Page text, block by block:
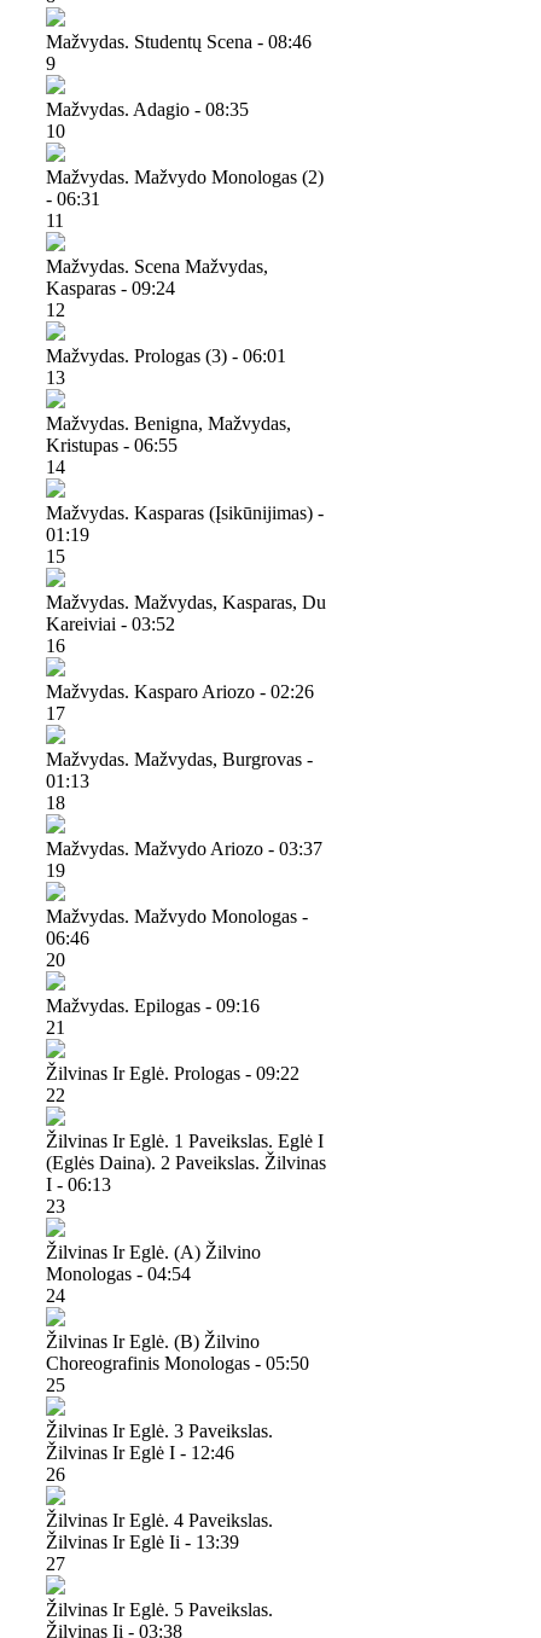
Mažvydas. Studentų Scena - 08:46
9
Mažvydas. Adagio - 08:35
10
Mažvydas. Mažvydo Monologas (2)
- 06:31
11
Mažvydas. Scena Mažvydas,
Kasparas - 09:24
12
Mažvydas. Prologas (3) - 06:01
13
Mažvydas. Benigna, Mažvydas,
Kristupas - 06:55
14
Mažvydas. Kasparas (įsikūnijimas) -
01:19
15
Mažvydas. Mažvydas, Kasparas, Du
Kareiviai - 03:52
16
Mažvydas. Kasparo Ariozo - 02:26
17
Mažvydas. Mažvydas, Burgrovas -
01:13
18
Mažvydas. Mažvydo Ariozo - 03:37
19
Mažvydas. Mažvydo Monologas -
06:46
20
Mažvydas. Epilogas - 09:16
21
Žilvinas Ir Eglė. Prologas - 09:22
22
Žilvinas Ir Eglė. 1 Paveikslas. Eglė I
(eglės Daina). 2 Paveikslas. Žilvinas
I - 06:13
23
Žilvinas Ir Eglė. (a) Žilvino
Monologas - 04:54
24
Žilvinas Ir Eglė. (b) Žilvino
Choreografinis Monologas - 05:50
25
Žilvinas Ir Eglė. 3 Paveikslas.
Žilvinas Ir Eglė I - 12:46
26
Žilvinas Ir Eglė. 4 Paveikslas.
Žilvinas Ir Eglė Ii - 13:39
27
Žilvinas Ir Eglė. 5 Paveikslas.
Žilvinas Ii - 03:38